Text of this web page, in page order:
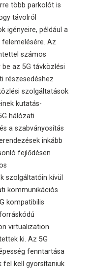
több parkolót is
távolról
igényeire, például a
Az
számos
az 5G távközlési
részesedéshez
szolgáltatások
kutatás-
hálózati
a szabványosítás
inkább
fejlődésen
szolgáltatóin kívül
kommunikációs
kompatibilis
virtualization
ki. Az 5G
fenntartása
fel kell gyorsítaniuk